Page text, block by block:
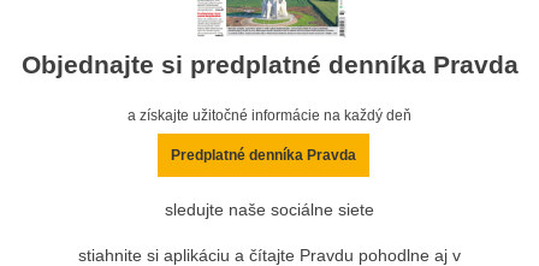
Objednajte si predplatné denníka Pravda
a získajte užitočné informácie na každý deň
Predplatné denníka Pravda
sledujte naše sociálne siete
stiahnite si aplikáciu a čítajte Pravdu pohodlne aj v